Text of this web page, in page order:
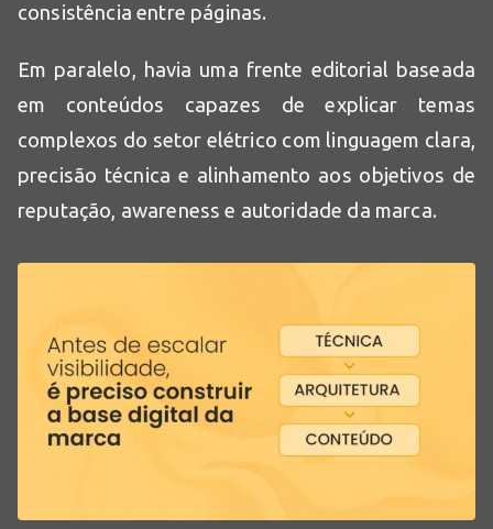
consistência entre páginas.
Em paralelo, havia uma frente editorial baseada
em conteúdos capazes de explicar temas
complexos do setor elétrico com linguagem clara,
precisão técnica e alinhamento aos objetivos de
reputação, awareness e autoridade da marca.